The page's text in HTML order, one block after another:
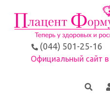
(044) 501-25-16
Официальный сайт в